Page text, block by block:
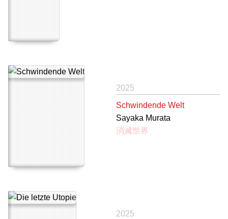
2025
Schwindende Welt
Sayaka Murata
消滅世界
2025